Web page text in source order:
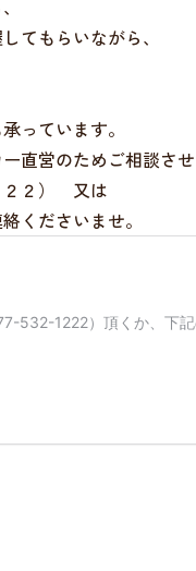
てもらいながら、
っています。
直営のためご相談さ
２２） 又は
くださいませ。